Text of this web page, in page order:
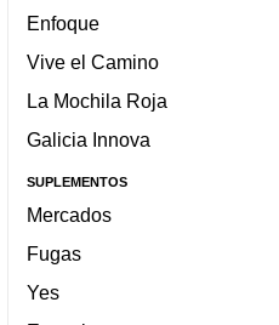
Enfoque
Vive el Camino
La Mochila Roja
Galicia Innova
SUPLEMENTOS
Mercados
Fugas
Yes